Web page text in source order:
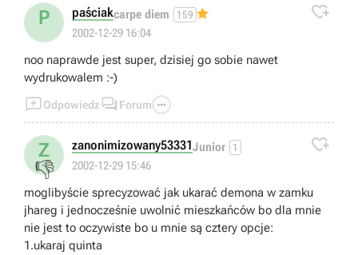
P paściakcarpe diem 159
2002-12-29 16:04

noo naprawde jest super, dzisiej go sobie nawet
wydrukowalem :-)
Odpowiedz  Forum 
Z
👎
zanonimizowany53331Junior 1
2002-12-29 15:46

moglibyście sprecyzować jak ukarać demona w zamku
jhareg i jednocześnie uwolnić mieszkańców bo dla mnie
nie jest to oczywiste bo u mnie są cztery opcje:
1.ukaraj quinta